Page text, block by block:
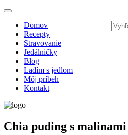
Toggle
navigationDomov
Recepty
Stravovanie
Jedálničky
Blog
Ladím s jedlom
Môj príbeh
Kontakt
Chia puding s malinami